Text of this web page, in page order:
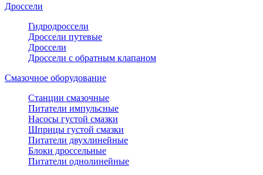
Дроссели
Гидродроссели
Дроссели путевые
Дроссели
Дроссели с обратным клапаном
Смазочное оборудование
Станции смазочные
Питатели импульсные
Насосы густой смазки
Шприцы густой смазки
Питатели двухлинейные
Блоки дроссельные
Питатели однолинейные